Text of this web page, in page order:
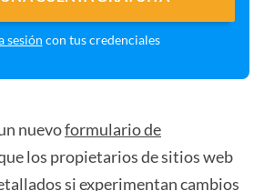
sesión con tus credenciales
nuevoformulario de
los propietarios de sitios web
si experimentan cambios